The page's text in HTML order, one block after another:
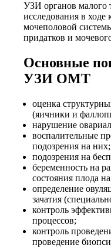
УЗИ органов малого
исследования в ходе
мочеполовой
придатков и
Основные
УЗИ ОМТ
оценка
(яичники и
нарушение
воспалительные
подозрения на них;
подозрения на
беременность на
состояния плода
определение
зачатия
контроль
процессов;
контроль
проведение